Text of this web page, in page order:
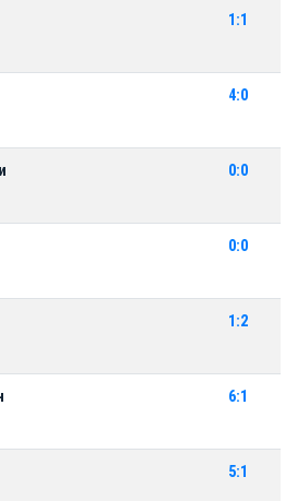
1:1
4:0
0:0
0:0
1:2
6:1
5:1